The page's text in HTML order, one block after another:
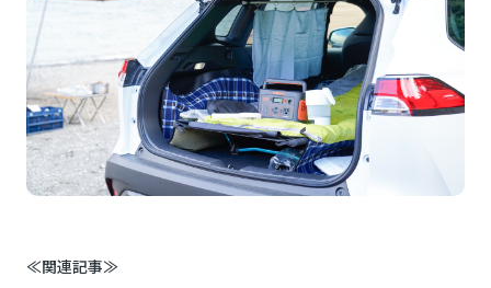
≪関連記事≫